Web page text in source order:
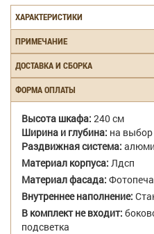
ХАРАКТЕРИСТИКИ
ПРИМЕЧАНИЕ
ДОСТАВКА И СБОРКА
ФОРМА ОПЛАТЫ
Высота шкафа: 240 см
Ширина и глубина: на выбор
Раздвижная система:
Материал корпуса: Лдсп
Материал фасада:
Внутреннее наполнение:
В комплект не входит:
подсветка